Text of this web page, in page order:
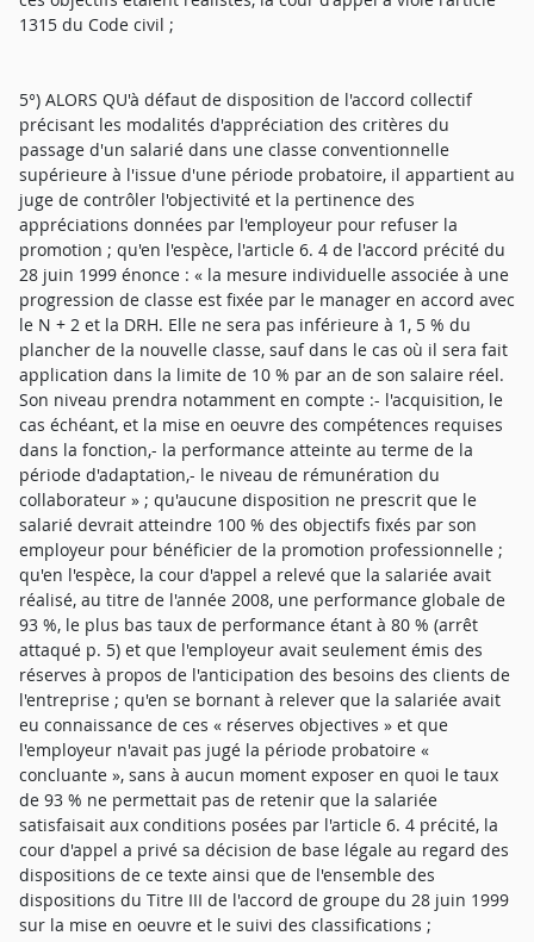
1315 du Code civil ;
5°) ALORS QU'à défaut de disposition de l'accord collectif
précisant les modalités d'appréciation des critères du
passage d'un salarié dans une classe conventionnelle
supérieure à l'issue d'une période probatoire, il appartient au
juge de contrôler l'objectivité et la pertinence des
appréciations données par l'employeur pour refuser la
promotion ; qu'en l'espèce, l'article 6. 4 de l'accord précité du
28 juin 1999 énonce : « la mesure individuelle associée à une
progression de classe est fixée par le manager en accord avec
le N + 2 et la DRH. Elle ne sera pas inférieure à 1, 5 % du
plancher de la nouvelle classe, sauf dans le cas où il sera fait
application dans la limite de 10 % par an de son salaire réel.
Son niveau prendra notamment en compte :- l'acquisition, le
cas échéant, et la mise en oeuvre des compétences requises
dans la fonction,- la performance atteinte au terme de la
période d'adaptation,- le niveau de rémunération du
collaborateur » ; qu'aucune disposition ne prescrit que le
salarié devrait atteindre 100 % des objectifs fixés par son
employeur pour bénéficier de la promotion professionnelle ;
qu'en l'espèce, la cour d'appel a relevé que la salariée avait
réalisé, au titre de l'année 2008, une performance globale de
93 %, le plus bas taux de performance étant à 80 % (arrêt
attaqué p. 5) et que l'employeur avait seulement émis des
réserves à propos de l'anticipation des besoins des clients de
l'entreprise ; qu'en se bornant à relever que la salariée avait
eu connaissance de ces « réserves objectives » et que
l'employeur n'avait pas jugé la période probatoire «
concluante », sans à aucun moment exposer en quoi le taux
de 93 % ne permettait pas de retenir que la salariée
satisfaisait aux conditions posées par l'article 6. 4 précité, la
cour d'appel a privé sa décision de base légale au regard des
dispositions de ce texte ainsi que de l'ensemble des
dispositions du Titre III de l'accord de groupe du 28 juin 1999
sur la mise en oeuvre et le suivi des classifications ;